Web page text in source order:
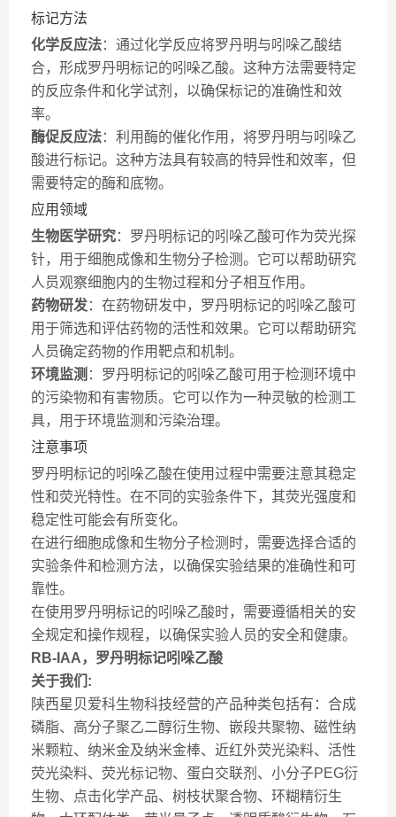
标记方法
化学反应法：通过化学反应将罗丹明与吲哚乙酸结
合，形成罗丹明标记的吲哚乙酸。这种方法需要特定
的反应条件和化学试剂，以确保标记的准确性和效
率。
酶促反应法：利用酶的催化作用，将罗丹明与吲哚乙
酸进行标记。这种方法具有较高的特异性和效率，但
需要特定的酶和底物。
应用领域
生物医学研究：罗丹明标记的吲哚乙酸可作为荧光探
针，用于细胞成像和生物分子检测。它可以帮助研究
人员观察细胞内的生物过程和分子相互作用。
药物研发：在药物研发中，罗丹明标记的吲哚乙酸可
用于筛选和评估药物的活性和效果。它可以帮助研究
人员确定药物的作用靶点和机制。
环境监测 ：罗丹明标记的吲哚乙酸可用于检测环境中
的污染物和有害物质。它可以作为一种灵敏的检测工
具，用于环境监测和污染治理。
注意事项
罗丹明标记的吲哚乙酸在使用过程中需要注意其稳定
性和荧光特性。在不同的实验条件下，其荧光强度和
稳定性可能会有所变化。
在进行细胞成像和生物分子检测时，需要选择合适的
实验条件和检测方法，以确保实验结果的准确性和可
靠性。
在使用罗丹明标记的吲哚乙酸时，需要遵循相关的安
全规定和操作规程，以确保实验人员的安全和健康。
RB-IAA，罗丹明标记吲哚乙酸
关于我们:
陕西星贝爱科生物科技经营的产品种类包括有：合成
磷脂、高分子聚乙二醇衍生物、嵌段共聚物、磁性纳
米颗粒、纳米金及纳米金棒、近红外荧光染料、活性
荧光染料、荧光标记物、蛋白交联剂、小分子PEG衍
生物、点击化学产品、树枝状聚合物、环糊精衍生